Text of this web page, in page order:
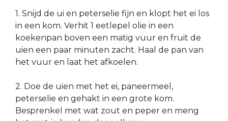
1. Snijd de ui en peterselie fijn en klopt het ei los
in een kom. Verhit 1 eetlepel olie in een
koekenpan boven een matig vuur en fruit de
uien een paar minuten zacht. Haal de pan van
het vuur en laat het afkoelen.
2. Doe de uien met het ei, paneermeel,
peterselie en gehakt in een grote kom.
Besprenkel met wat zout en peper en meng